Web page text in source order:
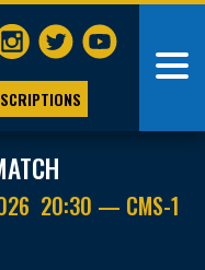
20:30 — CMS-1